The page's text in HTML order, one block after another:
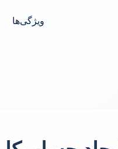
ویژگی‌ها